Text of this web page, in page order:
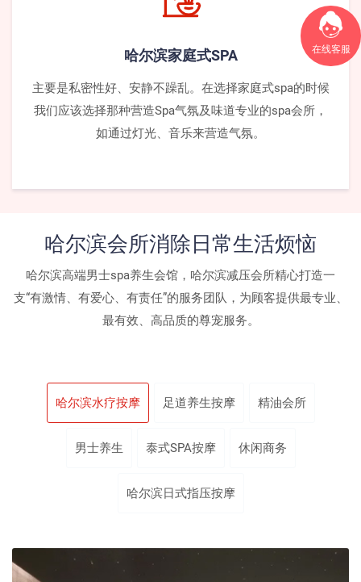
在线客服
哈尔滨家庭式SPA
主要是私密性好、安静不躁乱。在选择家庭式spa的时候
我们应该选择那种营造Spa气氛及味道专业的spa会所，
如通过灯光、音乐来营造气氛。
哈尔滨会所消除日常生活烦恼
哈尔滨高端男士spa养生会馆，哈尔滨减压会所精心打造一
支“有激情、有爱心、有责任”的服务团队，为顾客提供最专业、
最有效、高品质的尊宠服务。
哈尔滨水疗按摩 足道养生按摩 精油会所
男士养生 泰式SPA按摩 休闲商务
哈尔滨日式指压按摩